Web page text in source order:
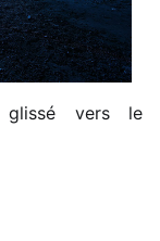
glissé vers le